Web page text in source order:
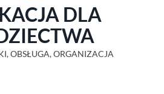
DLA
OBSŁUGA, ORGANIZACJA